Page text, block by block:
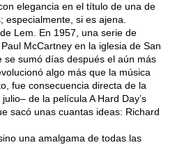
elegancia en el título de una de
si es ajena.
Lem. En 1957, una serie de
McCartney en la iglesia de San
sumó días después el aún más
algo más que la música
fue consecuencia directa de la
de la película A Hard Day’s
sacó unas cuantas ideas: Richard
una amalgama de todas las